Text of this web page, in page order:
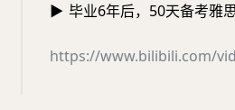
▶️ 毕业6年后，50天备考雅
https://www.bilibili.com/